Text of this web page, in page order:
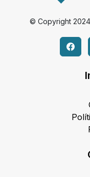
© Copyright